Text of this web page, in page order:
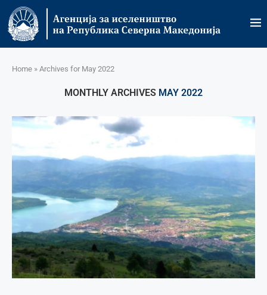
Home » Archives for May 2022
MONTHLY ARCHIVES MAY 2022